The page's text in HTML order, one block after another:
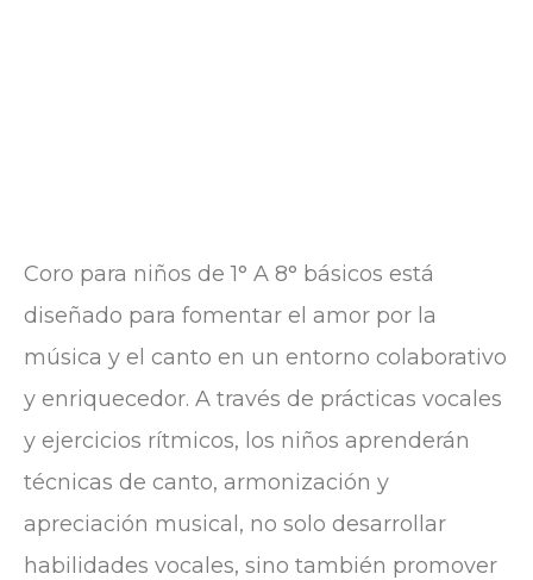
Coro para niños de1° A 8° básicos está
diseñado para fomentar el amor por la
música y el canto en un entorno colaborativo
y enriquecedor. A través de prácticas vocales
y ejercicios rítmicos, los niños aprenderán
técnicas de canto, armonización y
apreciación musical, no solo desarrollar
habilidades vocales, sino también promover